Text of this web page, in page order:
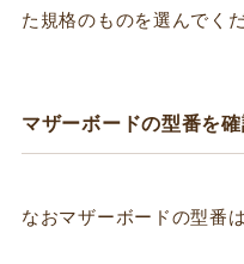
た規格のものを選んでくだ
マザーボードの型番を
なおマザーボードの型番